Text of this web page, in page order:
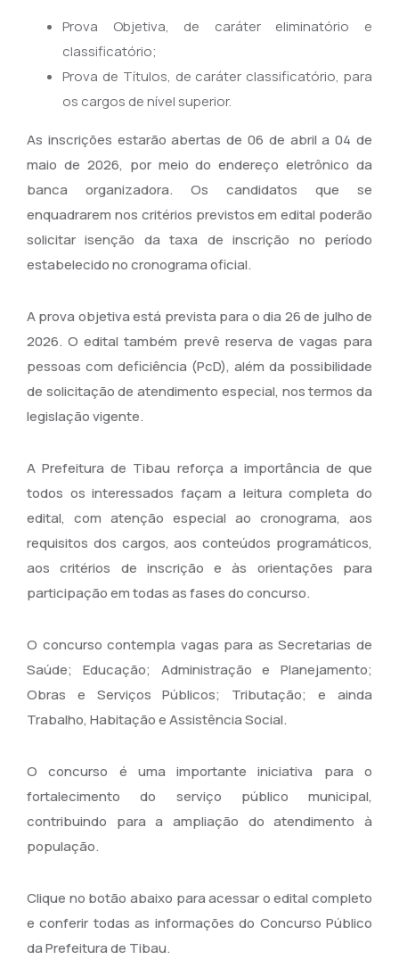
Prova Objetiva, de caráter eliminatório e
classificatório;
Prova de Títulos, de caráter classificatório, para
os cargos de nível superior.
As inscrições estarão abertas de 06 de abril a 04 de
maio de 2026, por meio do endereço eletrônico da
banca organizadora. Os candidatos que se
enquadrarem nos critérios previstos em edital poderão
solicitar isenção da taxa de inscrição no período
estabelecido no cronograma oficial.
A prova objetiva está prevista para o dia 26 de julho de
2026. O edital também prevê reserva de vagas para
pessoas com deficiência (PcD), além da possibilidade
de solicitação de atendimento especial, nos termos da
legislação vigente.
A Prefeitura de Tibau reforça a importância de que
todos os interessados façam a leitura completa do
edital, com atenção especial ao cronograma, aos
requisitos dos cargos, aos conteúdos programáticos,
aos critérios de inscrição e às orientações para
participação em todas as fases do concurso.
O concurso contempla vagas para as Secretarias de
Saúde; Educação; Administração e Planejamento;
Obras e Serviços Públicos; Tributação; e ainda
Trabalho, Habitação e Assistência Social.
O concurso é uma importante iniciativa para o
fortalecimento do serviço público municipal,
contribuindo para a ampliação do atendimento à
população.
Clique no botão abaixo para acessar o edital completo
e conferir todas as informações do Concurso Público
da Prefeitura de Tibau.